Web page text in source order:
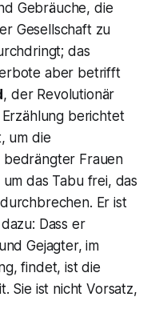
Gebräuche, die
Gesellschaft zu
das
aber betrifft
, der Revolutionär
berichtet
um die
bedrängter Frauen
das Tabu frei, das
Er ist
Dass er
Gejagter, im
findet, ist die
Sie ist nicht Vorsatz,